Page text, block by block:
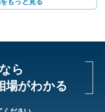
なら
場がわかる